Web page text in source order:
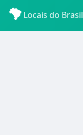
Locais do Brasil